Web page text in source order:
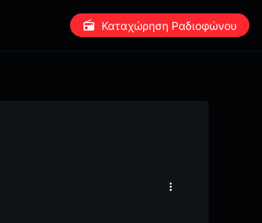
Καταχώρηση Ραδιοφώνου